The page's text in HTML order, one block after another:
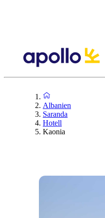
Albanien
Saranda
Hotell
Kaonia